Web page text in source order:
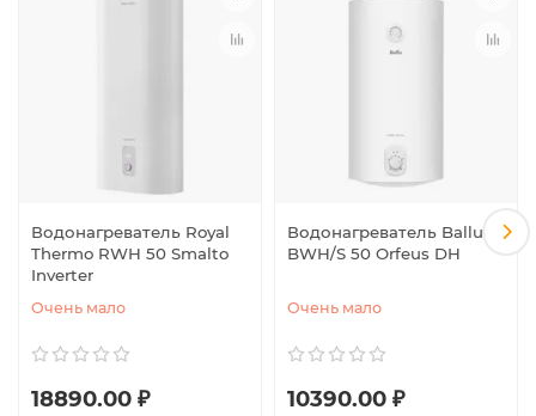
Водонагреватель Royal
Thermo RWH 50 Smalto
Inverter
Очень мало
18890.00 ₽
Водонагреватель Ballu
BWH/S 50 Orfeus DH
Очень мало
10390.00 ₽